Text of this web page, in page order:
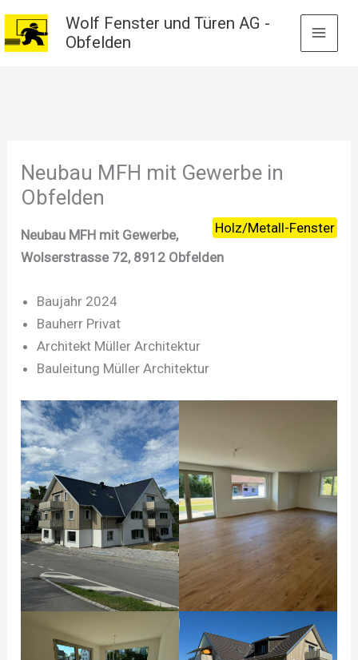
Zum
Inhalt
springen
Wolf Fenster und Türen AG -
Obfelden
Neubau MFH mit Gewerbe in
Obfelden
Holz/Metall-Fenster
Neubau MFH mit Gewerbe,
Wolserstrasse 72, 8912 Obfelden
Baujahr 2024
Bauherr Privat
Architekt Müller Architektur
Bauleitung Müller Architektur